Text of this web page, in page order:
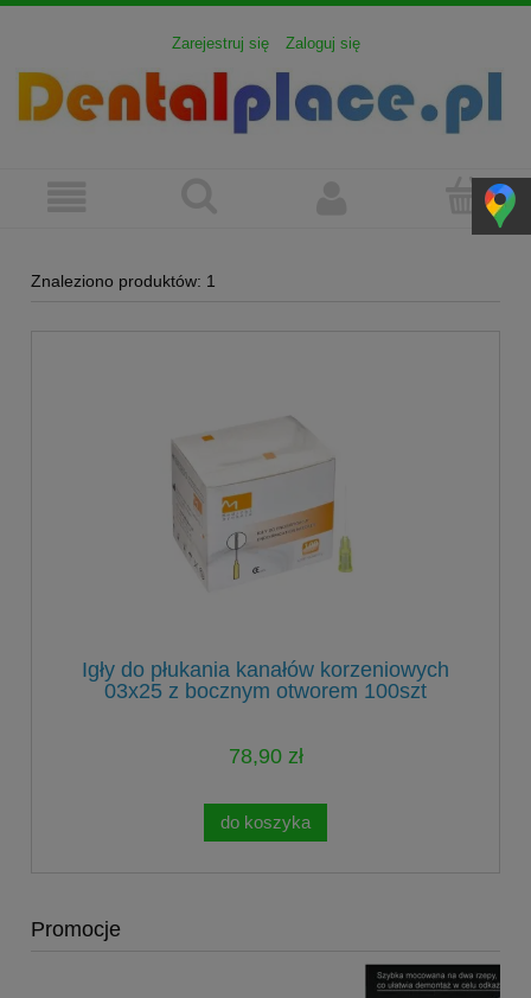
Zarejestruj się Zaloguj się
Znaleziono produktów: 1
Igły do płukania kanałów korzeniowych
03x25 z bocznym otworem 100szt
78,90 zł
do koszyka
Promocje